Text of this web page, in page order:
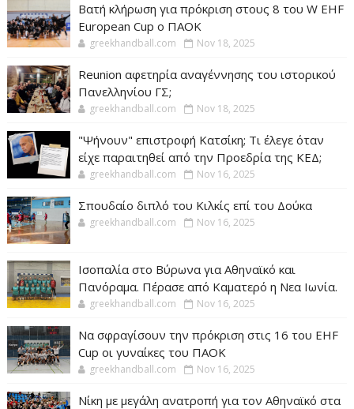
Βατή κλήρωση για πρόκριση στους 8 του W EHF
European Cup ο ΠΑΟΚ
greekhandball.com Nov 18, 2025
Reunion αφετηρία αναγέννησης του ιστορικού
Πανελληνίου ΓΣ;
greekhandball.com Nov 18, 2025
"Ψήνουν" επιστροφή Κατσίκη; Τι έλεγε όταν
είχε παραιτηθεί από την Προεδρία της ΚΕΔ;
greekhandball.com Nov 16, 2025
Σπουδαίο διπλό του Κιλκίς επί του Δούκα
greekhandball.com Nov 16, 2025
Ισοπαλία στο Βύρωνα για Αθηναϊκό και
Πανόραμα. Πέρασε από Καματερό η Νεα Ιωνία.
greekhandball.com Nov 16, 2025
Να σφραγίσουν την πρόκριση στις 16 του EHF
Cup οι γυναίκες του ΠΑΟΚ
greekhandball.com Nov 16, 2025
Νίκη με μεγάλη ανατροπή για τον Αθηναϊκό στα